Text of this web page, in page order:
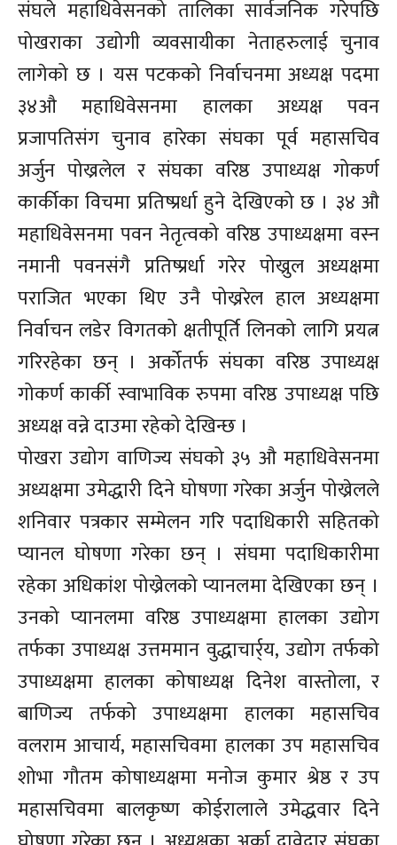
संघले महाधिवेसनको तालिका सार्वजनिक गरेपछि
पोखराका उद्योगी व्यवसायीका नेताहरुलाई चुनाव
लागेको छ । यस पटकको निर्वाचनमा अध्यक्ष पदमा
३४औ महाधिवेसनमा हालका अध्यक्ष पवन
प्रजापतिसंग चुनाव हारेका संघका पूर्व महासचिव
अर्जुन पोख्रलेल र संघका वरिष्ठ उपाध्यक्ष गोकर्ण
कार्कीका विचमा प्रतिष्प्रर्धा हुने देखिएको छ । ३४ औ
महाधिवेसनमा पवन नेतृत्वको वरिष्ठ उपाध्यक्षमा वस्न
नमानी पवनसंगै प्रतिष्प्रर्धा गरेर पोख्रुल अध्यक्षमा
पराजित भएका थिए उनै पोख्ररेल हाल अध्यक्षमा
निर्वाचन लडेर विगतको क्षतीपूर्ति लिनको लागि प्रयत्न
गरिरहेका छन् । अर्कोतर्फ संघका वरिष्ठ उपाध्यक्ष
गोकर्ण कार्की स्वाभाविक रुपमा वरिष्ठ उपाध्यक्ष पछि
अध्यक्ष वन्ने दाउमा रहेको देखिन्छ ।
पोखरा उद्योग वाणिज्य संघको ३५ औ महाधिवेसनमा
अध्यक्षमा उमेद्धारी दिने घोषणा गरेका अर्जुन पोख्रेलले
शनिवार पत्रकार सम्मेलन गरि पदाधिकारी सहितको
प्यानल घोषणा गरेका छन् । संघमा पदाधिकारीमा
रहेका अधिकांश पोख्रेलको प्यानलमा देखिएका छन् ।
उनको प्यानलमा वरिष्ठ उपाध्यक्षमा हालका उद्योग
तर्फका उपाध्यक्ष उत्तममान वुद्धाचार्र्य, उद्योग तर्फको
उपाध्यक्षमा हालका कोषाध्यक्ष दिनेश वास्तोला, र
बाणिज्य तर्फको उपाध्यक्षमा हालका महासचिव
वलराम आचार्य, महासचिवमा हालका उप महासचिव
शोभा गौतम कोषाध्यक्षमा मनोज कुमार श्रेष्ठ र उप
महासचिवमा बालकृष्ण कोईरालाले उमेद्धवार दिने